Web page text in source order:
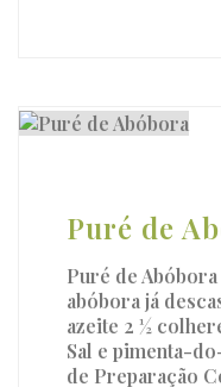
Puré de
Puré de
abóbora já
azeite 2 ½
Sal e pimenta-
de Preparação